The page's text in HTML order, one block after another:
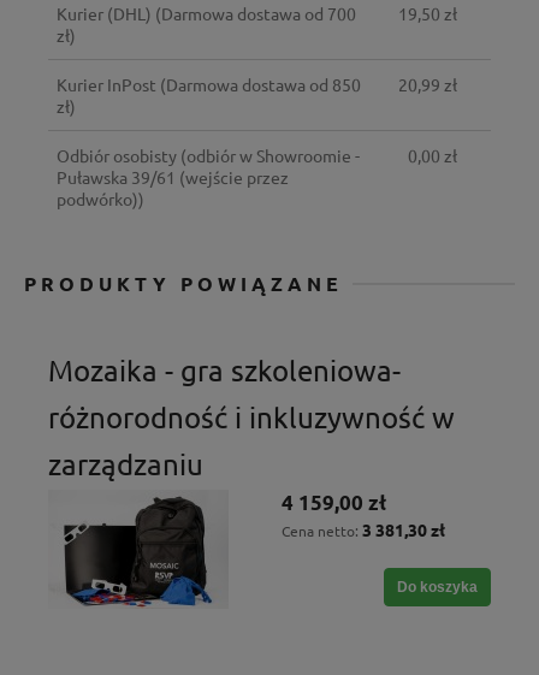
Kurier (DHL) (Darmowa dostawa od 700
zł)
19,50 zł
Kurier InPost (Darmowa dostawa od 850
zł)
20,99 zł
Odbiór osobisty (odbiór w Showroomie -
Puławska 39/61 (wejście przez
podwórko))
0,00 zł
PRODUKTY POWIĄZANE
Mozaika - gra szkoleniowa-
różnorodność i inkluzywność w
zarządzaniu
4 159,00 zł
Cena netto: 3 381,30 zł
Do koszyka